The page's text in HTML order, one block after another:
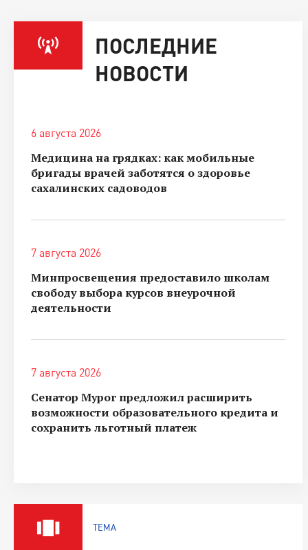
ПОСЛЕДНИЕ
НОВОСТИ
6 августа 2026
Медицина на грядках: как мобильные
бригады врачей заботятся о здоровье
сахалинских садоводов
7 августа 2026
Минпросвещения предоставило школам
свободу выбора курсов внеурочной
деятельности
7 августа 2026
Сенатор Мурог предложил расширить
возможности образовательного кредита и
сохранить льготный платеж
ТЕМА